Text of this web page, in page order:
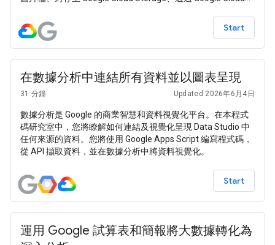
Start
在數據分析中連結所有資料並以圖表呈現
31 分鐘 Updated 2026年6月4日
數據分析是 Google 的商業智慧和資料視覺化平台。在本程式
碼研究室中，您將瞭解如何連結及視覺化呈現 Data Studio 中
任何來源的資料。您將使用 Google Apps Script 編寫程式碼，
從 API 擷取資料，並在數據分析中將資料視覺化。
Start
運用 Google 試算表和簡報將大數據轉化為